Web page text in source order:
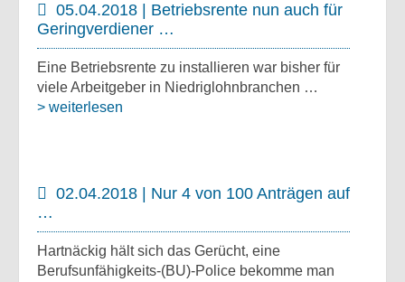
05.04.2018 | Betriebsrente nun auch für
Geringverdiener …
Eine Betriebsrente zu installieren war bisher für
viele Arbeitgeber in Niedriglohnbranchen …
> weiterlesen
02.04.2018 | Nur 4 von 100 Anträgen auf
…
Hartnäckig hält sich das Gerücht, eine
Berufsunfähigkeits-(BU)-Police bekomme man